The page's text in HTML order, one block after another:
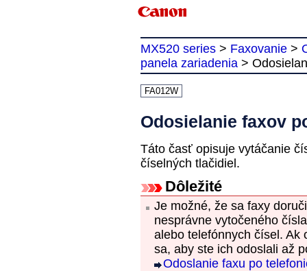
MX520 series > Faxovanie >
panela zariadenia >
FA012W
Odosielanie faxov
Táto časť opisuje vytáčanie
číselných tlačidiel.
Dôležité
Je možné, že sa faxy
nesprávne vytočeného
alebo telefónnych čísel. Ak
sa, aby ste ich odoslali až
Odoslanie faxu po